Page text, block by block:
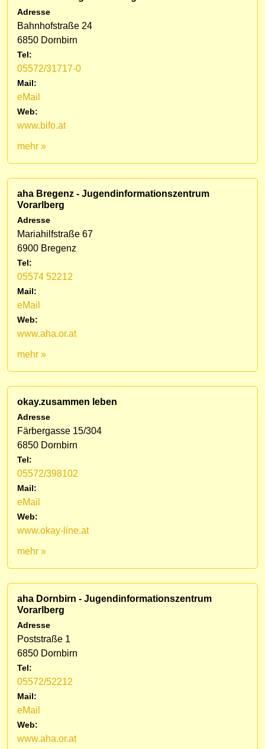
Adresse
Bahnhofstraße 24
6850 Dornbirn
Tel:
05572/31717-0
Mail:
eMail
Web:
www.bifo.at
mehr »
aha Bregenz - Jugendinformationszentrum
Vorarlberg
Adresse
Mariahilfstraße 67
6900 Bregenz
Tel:
05574 52212
Mail:
eMail
Web:
www.aha.or.at
mehr »
okay.zusammen leben
Adresse
Färbergasse 15/304
6850 Dornbirn
Tel:
05572/398102
Mail:
eMail
Web:
www.okay-line.at
mehr »
aha Dornbirn - Jugendinformationszentrum
Vorarlberg
Adresse
Poststraße 1
6850 Dornbirn
Tel:
05572/52212
Mail:
eMail
Web:
www.aha.or.at